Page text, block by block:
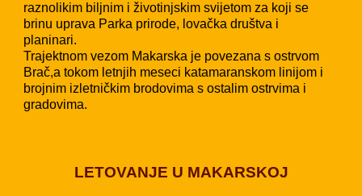
raznolikim biljnim i životinjskim svijetom za koji se
brinu uprava Parka prirode, lovačka društva i
planinari.
Trajektnom vezom Makarska je povezana s ostrvom
Brač,a tokom letnjih meseci katamaranskom linijom i
brojnim izletničkim brodovima s ostalim ostrvima i
gradovima.
LETOVANJE U MAKARSKOJ